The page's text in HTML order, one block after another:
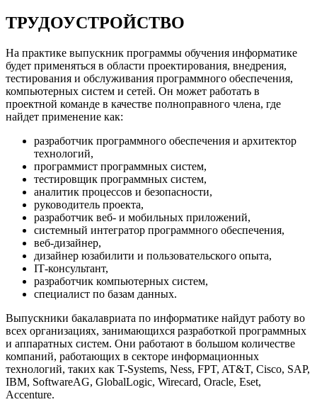
ТРУДОУСТРОЙСТВО
На практике выпускник программы обучения информатике
будет применяться в области проектирования, внедрения,
тестирования и обслуживания программного обеспечения,
компьютерных систем и сетей. Он может работать в
проектной команде в качестве полноправного члена, где
найдет применение как:
разработчик программного обеспечения и архитектор
технологий,
программист программных систем,
тестировщик программных систем,
аналитик процессов и безопасности,
руководитель проекта,
разработчик веб- и мобильных приложений,
системный интегратор программного обеспечения,
веб-дизайнер,
дизайнер юзабилити и пользовательского опыта,
IТ-консультант,
разработчик компьютерных систем,
специалист по базам данных.
Выпускники бакалавриата по информатике найдут работу во
всех организациях, занимающихся разработкой программных
и аппаратных систем. Они работают в большом количестве
компаний, работающих в секторе информационных
технологий, таких как T-Systems, Ness, FPT, AT&T, Cisco, SAP,
IBM, SoftwareAG, GlobalLogic, Wirecard, Oracle, Eset,
Accenture.